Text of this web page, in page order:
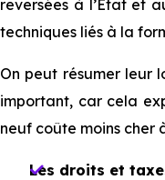
reversées à l’État et
techniques liés à la
On peut résumer leur
important, car cela
neuf coûte moins cher
Les droits et